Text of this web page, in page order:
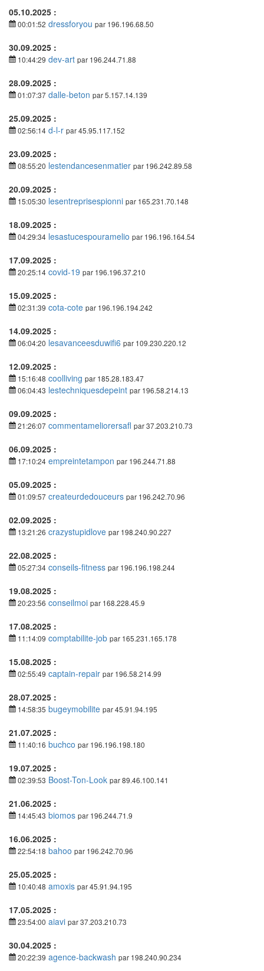
05.10.2025 :
00:01:52 dressforyou par 196.196.68.50
30.09.2025 :
10:44:29 dev-art par 196.244.71.88
28.09.2025 :
01:07:37 dalle-beton par 5.157.14.139
25.09.2025 :
02:56:14 d-l-r par 45.95.117.152
23.09.2025 :
08:55:20 lestendancesenmatier par 196.242.89.58
20.09.2025 :
15:05:30 lesentreprisespionni par 165.231.70.148
18.09.2025 :
04:29:34 lesastucespouramelio par 196.196.164.54
17.09.2025 :
20:25:14 covid-19 par 196.196.37.210
15.09.2025 :
02:31:39 cota-cote par 196.196.194.242
14.09.2025 :
06:04:20 lesavanceesduwifi6 par 109.230.220.12
12.09.2025 :
15:16:48 coolliving par 185.28.183.47
06:04:43 lestechniquesdepeint par 196.58.214.13
09.09.2025 :
21:26:07 commentameliorersafl par 37.203.210.73
06.09.2025 :
17:10:24 empreintetampon par 196.244.71.88
05.09.2025 :
01:09:57 createurdedouceurs par 196.242.70.96
02.09.2025 :
13:21:26 crazystupidlove par 198.240.90.227
22.08.2025 :
05:27:34 conseils-fitness par 196.196.198.244
19.08.2025 :
20:23:56 conseilmoi par 168.228.45.9
17.08.2025 :
11:14:09 comptabilite-job par 165.231.165.178
15.08.2025 :
02:55:49 captain-repair par 196.58.214.99
28.07.2025 :
14:58:35 bugeymobilite par 45.91.94.195
21.07.2025 :
11:40:16 buchco par 196.196.198.180
19.07.2025 :
02:39:53 Boost-Ton-Look par 89.46.100.141
21.06.2025 :
14:45:43 biomos par 196.244.71.9
16.06.2025 :
22:54:18 bahoo par 196.242.70.96
25.05.2025 :
10:40:48 amoxis par 45.91.94.195
17.05.2025 :
23:54:00 aiavi par 37.203.210.73
30.04.2025 :
20:22:39 agence-backwash par 198.240.90.234